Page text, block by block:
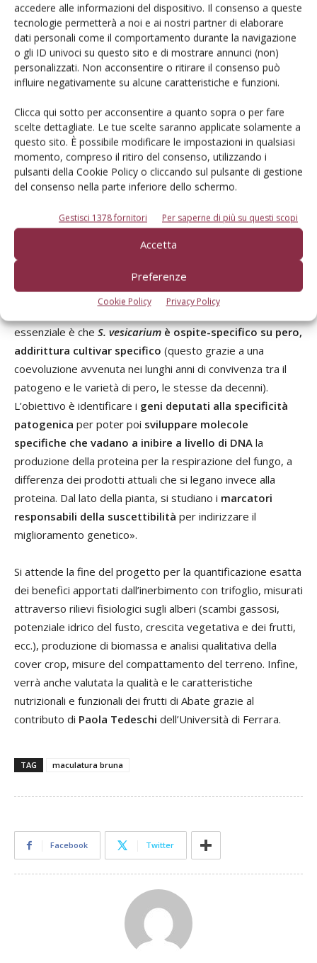
accedere alle informazioni del dispositivo. Il consenso a queste
tecnologie permetterà a noi e ai nostri partner di elaborare
dati personali come il comportamento durante la navigazione
o gli ID univoci su questo sito e di mostrare annunci (non)
personalizzati. Non acconsentire o ritirare il consenso può
influire negativamente su alcune caratteristiche e funzioni.
Clicca qui sotto per acconsentire a quanto sopra o per fare
scelte dettagliate. Le tue scelte saranno applicate solamente a
questo sito. È possibile modificare le impostazioni in qualsiasi
momento, compreso il ritiro del consenso, utilizzando i
pulsanti della Cookie Policy o cliccando sul pulsante di gestione
del consenso nella parte inferiore dello schermo.
Gestisci 1378 fornitori Per saperne di più su questi scopi
Accetta
Preferenze
Cookie Policy Privacy Policy
successiva.Il fungo produce una quantità di spore
diversa a seconda della materia vegetale a
disposizione, per cui iltipo di inerbimento è
determinanteper lo sviluppo della malattia».
Attualmentela difesa da questo patogeno prevede
diverse strategie. «Per quanto riguarda la ricerca di
nuove molecole per il controllo della maculatura è
essenziale studiare la fase necrotrofa, quella in cui
vengono prodotte da parte della spora delle proteine
dell’ospite.
In questo momento il dipartimento di patologia vegetale di
Bologna sta studiando la sequenza del germoplasma nella
quale sono contenute tutte le informazioni sul
essenziale è cheS. vesicariumè ospite-specifico su pero,
addirittura cultivar specifico (questo grazie a una
coevoluzione avvenuta nei lunghi anni di convivenza tra il
patogeno e le varietà di pero, le stesse da decenni).
L’obiettivo è identificare i geni deputati alla specificità
patogenica per poter poi sviluppare molecole
specifiche che vadano a inibire a livello di DNA la
produzione della proteina per la respirazione del fungo, a
differenza dei prodotti attuali che si legano invece alla
proteina. Dal lato della pianta, si studiano i marcatori
responsabili della suscettibilità per indirizzare il
miglioramento genetico».
Si attende la fine del progetto per la quantificazione esatta
dei benefici apportati dall’inerbimento con trifoglio, misurati
attraverso rilievi fisiologici sugli alberi (scambi gassosi,
potenziale idrico del fusto, crescita vegetativa e dei frutti,
ecc.), produzione di biomassa e analisi qualitativa della
cover crop, misure del compattamento del terreno. Infine,
verrà anche valutata la qualità e le caratteristiche
nutrizionali e funzionali dei frutti di Abate grazie al
contributo di Paola Tedeschi dell’Università di Ferrara.
TAG maculatura bruna
Facebook Twitter